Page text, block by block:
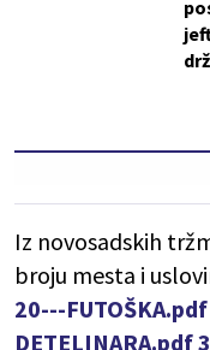
Iz novosadskih
broju mesta i
20---
DETELINARA.pdf